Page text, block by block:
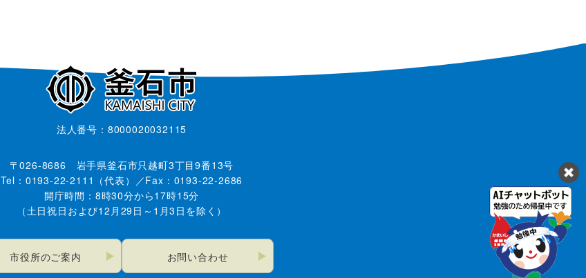
法人番号：8000020032115
〒026-8686 岩手県釜石市只越町3丁目9番13号
Tel：0193-22-2111（代表）／Fax：0193-22-2686
開庁時間：8時30分から17時15分
（土日祝日および12月29日～1月3日を除く）
市役所のご案内 お問い合わせ